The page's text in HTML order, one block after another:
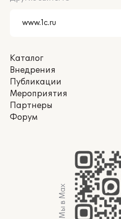
Каталог
Внедрения
Публикации
Мероприятия
Партнеры
Форум
Мы в Max